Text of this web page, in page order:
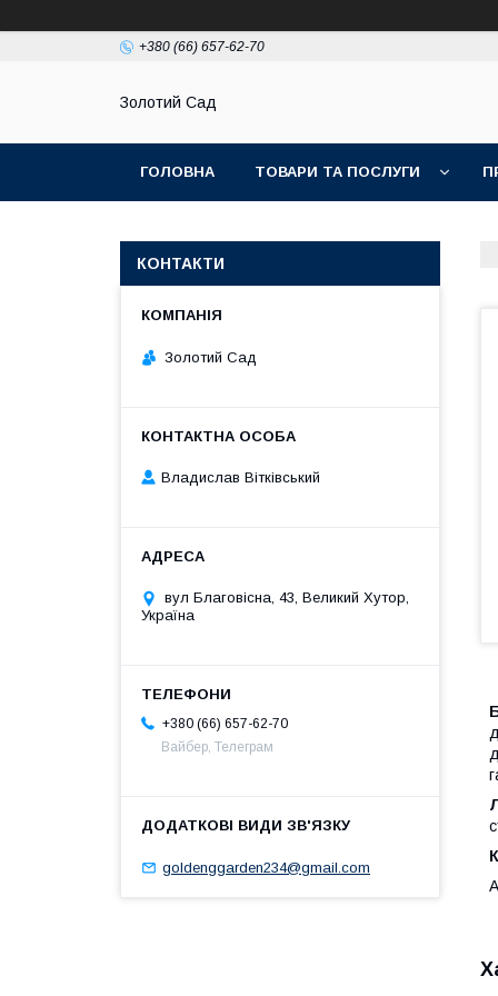
+380 (66) 657-62-70
Золотий Сад
ГОЛОВНА ТОВАРИ ТА ПОСЛУГИ
КОНТАКТИ
Золотий Сад
Владислав Вітківський
вул Благовісна, 43, Великий Хутор,
Україна
+380 (66) 657-62-70
Вайбер, Телеграм
goldenggarden234@gmail.com